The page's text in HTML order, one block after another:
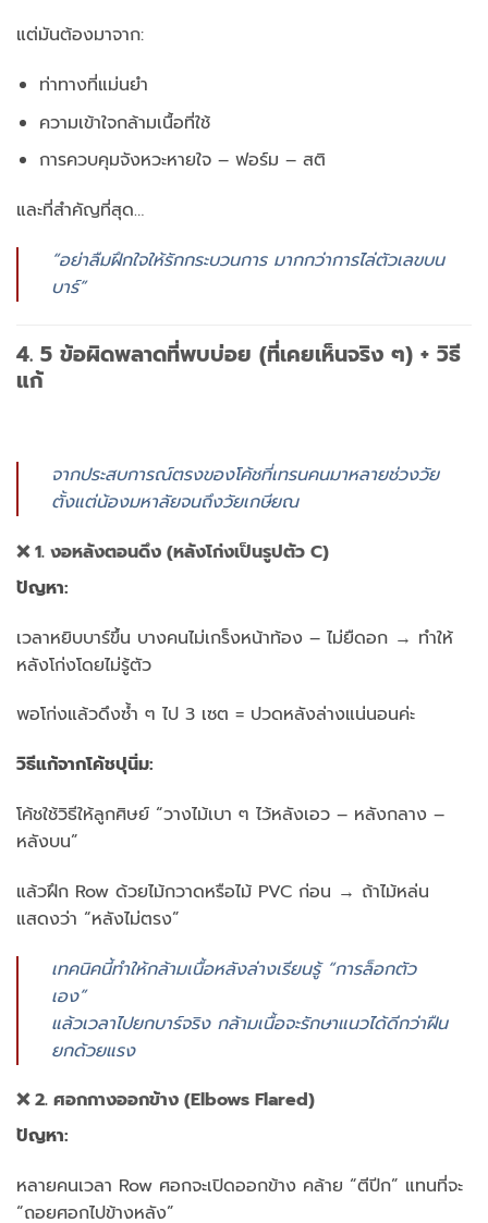
แต่มันต้องมาจาก:
ท่าทางที่แม่นยำ
ความเข้าใจกล้ามเนื้อที่ใช้
การควบคุมจังหวะหายใจ – ฟอร์ม – สติ
และที่สำคัญที่สุด…
“อย่าลืมฝึกใจให้รักกระบวนการ มากกว่าการไล่ตัวเลขบน
บาร์”
4. 5 ข้อผิดพลาดที่พบบ่อย (ที่เคยเห็นจริง ๆ) + วิธี
แก้
จากประสบการณ์ตรงของโค้ชที่เทรนคนมาหลายช่วงวัย
ตั้งแต่น้องมหาลัยจนถึงวัยเกษียณ
❌ 1. งอหลังตอนดึง (หลังโก่งเป็นรูปตัว C)
ปัญหา:
เวลาหยิบบาร์ขึ้น บางคนไม่เกร็งหน้าท้อง – ไม่ยืดอก → ทำให้
หลังโก่งโดยไม่รู้ตัว
พอโก่งแล้วดึงซ้ำ ๆ ไป 3 เซต = ปวดหลังล่างแน่นอนค่ะ
วิธีแก้จากโค้ชปุนิ่ม:
โค้ชใช้วิธีให้ลูกศิษย์ “วางไม้เบา ๆ ไว้หลังเอว – หลังกลาง –
หลังบน”
แล้วฝึก Row ด้วยไม้กวาดหรือไม้ PVC ก่อน → ถ้าไม้หล่น
แสดงว่า “หลังไม่ตรง”
เทคนิคนี้ทำให้กล้ามเนื้อหลังล่างเรียนรู้ “การล็อกตัว
เอง”
แล้วเวลาไปยกบาร์จริง กล้ามเนื้อจะรักษาแนวได้ดีกว่าฝืน
ยกด้วยแรง
❌ 2. ศอกกางออกข้าง (Elbows Flared)
ปัญหา:
หลายคนเวลา Row ศอกจะเปิดออกข้าง คล้าย “ตีปีก” แทนที่จะ
“ถอยศอกไปข้างหลัง”